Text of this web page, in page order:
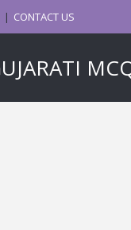
CONTACT US